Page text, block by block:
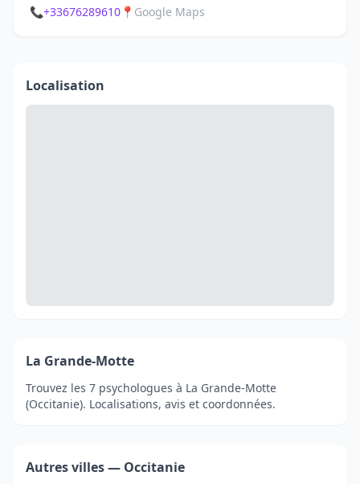
📞+33676289610 📍 Google Maps
Localisation
La Grande-Motte
Trouvez les 7 psychologues à La Grande-Motte
(Occitanie). Localisations, avis et coordonnées.
Autres villes — Occitanie